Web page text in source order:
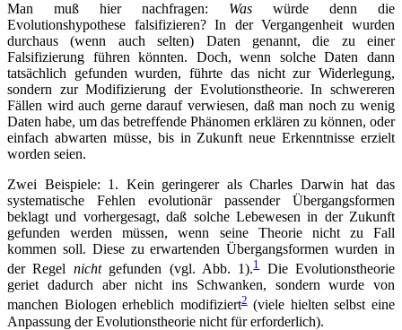
Man muß hier nachfragen: Was würde denn die
Evolutionshypothese falsifizieren? In der Vergangenheit wurden
durchaus (wenn auch selten) Daten genannt, die zu einer
Falsifizierung führen könnten. Doch, wenn solche Daten dann
tatsächlich gefunden wurden, führte das nicht zur Widerlegung,
sondern zur Modifizierung der Evolutionstheorie. In schwereren
Fällen wird auch gerne darauf verwiesen, daß man noch zu wenig
Daten habe, um das betreffende Phänomen erklären zu können, oder
einfach abwarten müsse, bis in Zukunft neue Erkenntnisse erzielt
worden seien.
Zwei Beispiele: 1. Kein geringerer als Charles Darwin hat das
systematische Fehlen evolutionär passender Übergangsformen
beklagt und vorhergesagt, daß solche Lebewesen in der Zukunft
gefunden werden müssen, wenn seine Theorie nicht zu Fall
kommen soll. Diese zu erwartenden Übergangsformen wurden in
der Regel nicht gefunden (vgl. Abb. 1).1Die Evolutionstheorie
geriet dadurch aber nicht ins Schwanken, sondern wurde von
manchen Biologen erheblich modifiziert2(viele hielten selbst eine
Anpassung der Evolutionstheorie nicht für erforderlich).